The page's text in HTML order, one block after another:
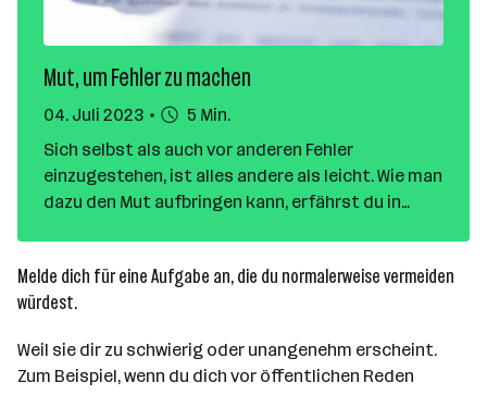
Mut, um Fehler zu machen
04. Juli 2023
5 Min.
Sich selbst als auch vor anderen Fehler
einzugestehen, ist alles andere als leicht. Wie man
dazu den Mut aufbringen kann, erfährst du in
Melde dich für eine Aufgabe an, die du normalerweise vermeiden
würdest.
Weil sie dir zu schwierig oder unangenehm erscheint.
Zum Beispiel, wenn du dich vor öffentlichen Reden